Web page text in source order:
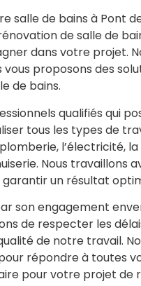
salle de bains à Pont
de salle de
dans votre projet.
vous proposons des
de bains.
qualifiés qui
tous les types de
l’électricité,
Nous travaillons
un résultat
son engagement
de respecter les
de notre travail.
répondre à toutes
pour votre projet de